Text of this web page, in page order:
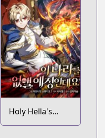
Holy Hella's
Ultimate End